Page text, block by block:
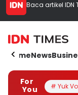
Baca artikel IDN
HomeNews
For
You
# Yuk